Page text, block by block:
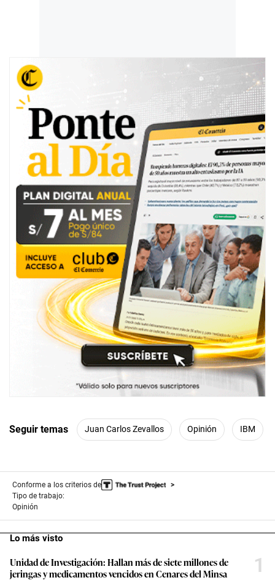
Seguir temas Juan Carlos Zevallos Opinión IBM
Conforme a los criterios de
Tipo de trabajo:
Opinión
Lo más visto
Unidad de Investigación: Hallan más de siete millones de
jeringas y medicamentos vencidos en Cenares del Minsa
1